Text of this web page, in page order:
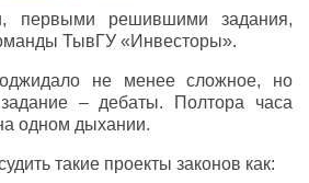
первыми решившими задания,
ТывГУ «Инвесторы».
не менее сложное, но
– дебаты. Полтора часа
одном дыхании.
такие проекты законов как: